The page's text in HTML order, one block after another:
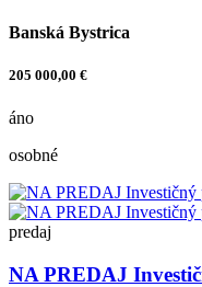
Banská Bystrica
205 000,00 €
áno
osobné
predaj
NA PREDAJ